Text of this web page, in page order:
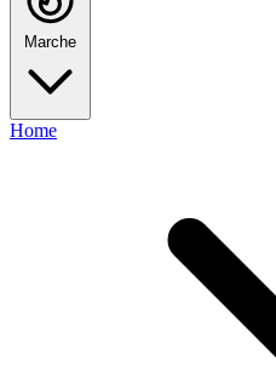
Marche
Home